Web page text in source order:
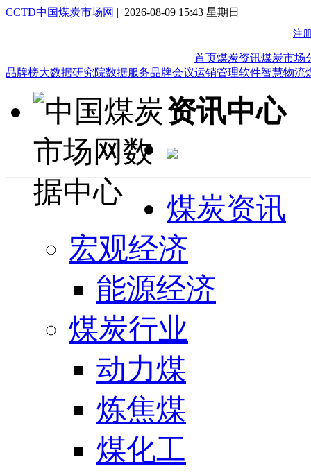
CCTD中国煤炭市场网 | 2026-08-09 15:43 星期日
首页煤炭资讯煤炭市场
品牌榜大数据研究院数据服务品牌会议运销管理软件智慧物流
资讯中心
煤炭资讯
宏观经济
能源经济
煤炭行业
动力煤
炼焦煤
煤化工